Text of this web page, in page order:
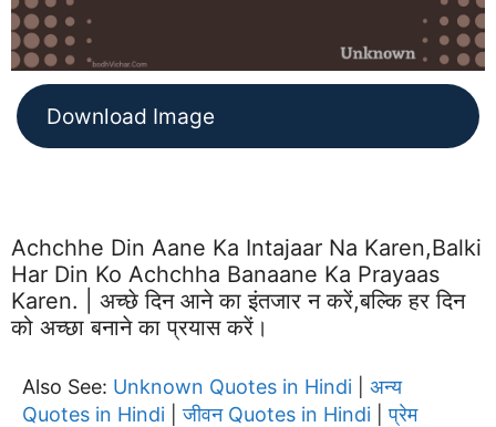
Download Image
Achchhe Din Aane Ka Intajaar Na Karen,balki
Har Din Ko Achchha Banaane Ka Prayaas
Karen. | अच्छे दिन आने का इंतजार न करें,बल्कि हर दिन
को अच्छा बनाने का प्रयास करें।
Also See: Unknown Quotes in Hindi
अन्य
Quotes in Hindi |जीवन Quotes in Hindi |प्रेम